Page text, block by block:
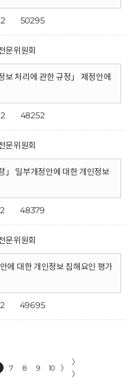
50295
문위원회
보 처리에 관한 규정」 제정안에
48252
문위원회
」 일부개정안에 대한 개인정보
48379
문위원회
에 대한 개인정보 침해요인 평가
49695
7 8 9 10 〉
〉
〉